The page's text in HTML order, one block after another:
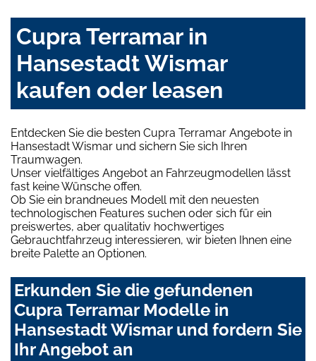
Cupra Terramar in
Hansestadt Wismar
kaufen oder leasen
Entdecken Sie die besten Cupra Terramar Angebote in
Hansestadt Wismar und sichern Sie sich Ihren
Traumwagen.
Unser vielfältiges Angebot an Fahrzeugmodellen lässt
fast keine Wünsche offen.
Ob Sie ein brandneues Modell mit den neuesten
technologischen Features suchen oder sich für ein
preiswertes, aber qualitativ hochwertiges
Gebrauchtfahrzeug interessieren, wir bieten Ihnen eine
breite Palette an Optionen.
Erkunden Sie die gefundenen
Cupra Terramar Modelle in
Hansestadt Wismar und fordern Sie
Ihr Angebot an